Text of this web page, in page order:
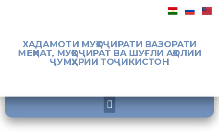
ХАДАМОТИ МУҲОҶИРАТИ ВАЗОРАТИ
МЕҲНАТ, МУҲОҶИРАТ ВА ШУҒЛИ АҲОЛИИ
ҶУМҲУРИИ ТОҶИКИСТОН